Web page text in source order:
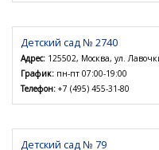
Детский сад № 2740
Адрес: 125502, Москва, ул.
График: пн-пт 07:00-19:00
Телефон: +7 (495) 455-31-80
Детский сад № 79